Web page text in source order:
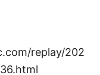
replay/202